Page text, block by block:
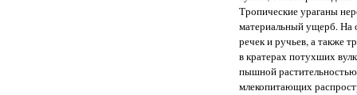
Тропические ураганы
материальный ущерб. На
речек и ручьев, а также
в кратерах потухших
пышной
млекопитающих